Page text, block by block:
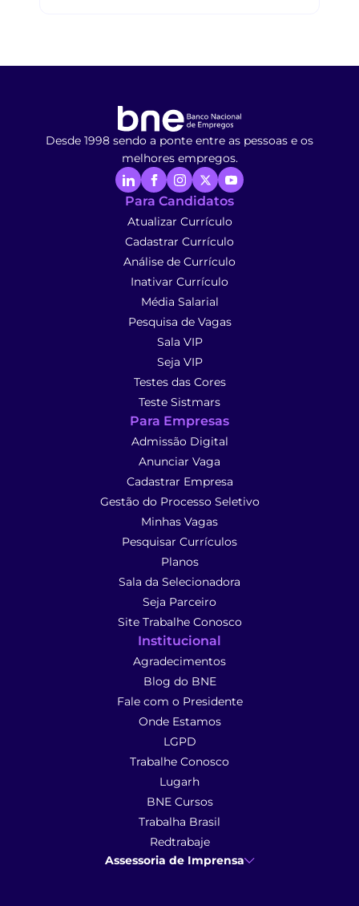
Desde 1998 sendo a ponte entre as pessoas e os
melhores empregos.
Para Candidatos
Atualizar Currículo
Cadastrar Currículo
Análise de Currículo
Inativar Currículo
Média Salarial
Pesquisa de Vagas
Sala VIP
Seja VIP
Testes das Cores
Teste Sistmars
Para Empresas
Admissão Digital
Anunciar Vaga
Cadastrar Empresa
Gestão do Processo Seletivo
Minhas Vagas
Pesquisar Currículos
Planos
Sala da Selecionadora
Seja Parceiro
Site Trabalhe Conosco
Institucional
Agradecimentos
Blog do BNE
Fale com o Presidente
Onde Estamos
LGPD
Trabalhe Conosco
Lugarh
BNE Cursos
Trabalha Brasil
Redtrabaje
Assessoria de Imprensa